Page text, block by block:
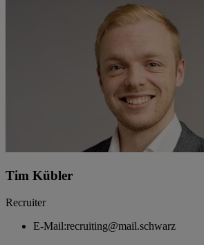
Tim Kübler
Recruiter
E-Mail:recruiting@mail.schwarz